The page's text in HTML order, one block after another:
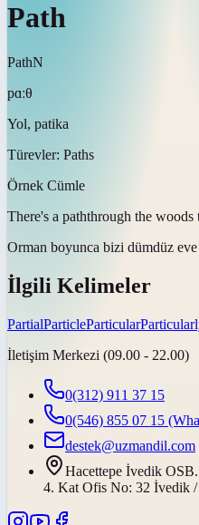
Path
PathN
pɑːθ
Yol, patika
Türevler: Paths
Örnek Cümle
There's a paththrough the woods
Orman boyunca bizi dümdüz
İlgili Kelimeler
PartialParticleParticular
İletişim Merkezi (09.00 - 22.00)
0(312) 911 37 15
0(546) 855 07 15
destek@uzmandil.com
Hacettepe İvedik
4. Kat Ofis No: 32 İvedik